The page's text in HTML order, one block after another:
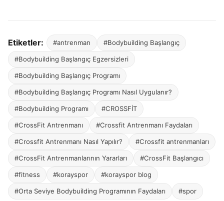
Etiketler: #antrenman #Bodybuilding Başlangıç
#Bodybuilding Başlangıç Egzersizleri
#Bodybuilding Başlangıç Programı
#Bodybuilding Başlangıç Programı Nasıl Uygulanır?
#Bodybuilding Programı #CROSSFİT
#CrossFit Antrenmanı #Crossfit Antrenmanı Faydaları
#Crossfit Antrenmanı Nasıl Yapılır? #Crossfit antrenmanları
#CrossFit Antrenmanlarının Yararları #CrossFit Başlangıcı
#fitness #korayspor #korayspor blog
#Orta Seviye Bodybuilding Programının Faydaları #spor